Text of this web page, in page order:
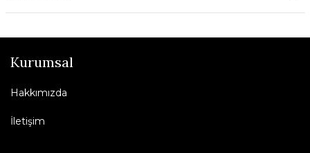
Kurumsal
Hakkımızda
İletişim